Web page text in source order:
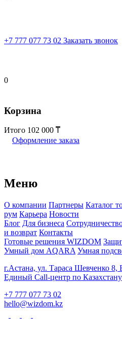
+7 777 077 73 02 Заказать звонок
0
Корзина
Итого 102 000
Оформление заказа
Меню
О компании Партнеры Каталог
рум Карьера Новости
Блог Для бизнеса
и возврат Контакты
Готовые решения WIZDOM
Умный дом AQARA Умная
г.Астана, ул. Тараса Шевченко
Единый Call-центр по Казахстану
+7 777 077 73 02
hello@wizdom.kz